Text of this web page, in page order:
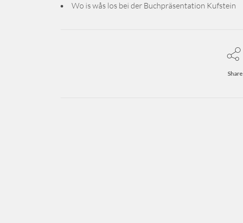
Wo is wås los bei der Buchpräsentation Kufstein
Share